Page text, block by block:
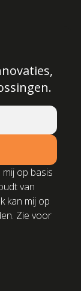
op basis
van
kan mij op
Zie voor